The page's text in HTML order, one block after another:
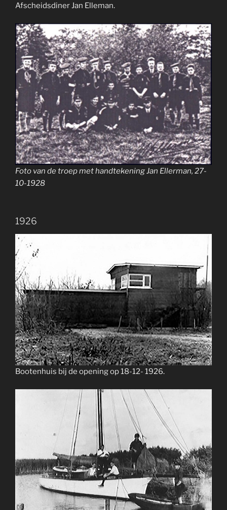
Afscheidsdiner Jan Elleman.
Foto van de troep met handtekening Jan Ellerman, 27-
10-1928
1926
Bootenhuis bij de opening op 18-12- 1926.